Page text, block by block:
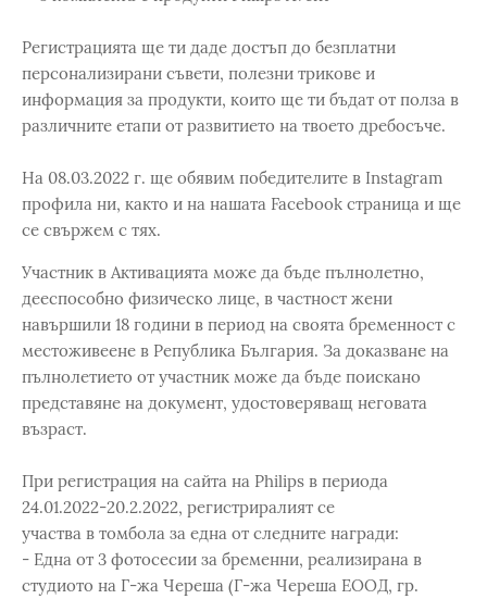
Регистрацията ще ти даде достъп до безплатни
персонализирани съвети, полезни трикове и
информация за продукти, които ще ти бъдат от полза в
различните етапи от развитието на твоето дребосъче.
На 08.03.2022 г. ще обявим победителите в Instagram
профила ни, както и на нашата Facebook страница и ще
се свържем с тях.
Участник в Активацията може да бъде пълнолетно,
дееспособно физическо лице, в частност жени
навършили 18 години в период на своята бременност с
местоживеене в Република България. За доказване на
пълнолетието от участник може да бъде поискано
представяне на документ, удостоверяващ неговата
възраст.
При регистрация на сайта на Philips в периода
24.01.2022-20.2.2022, регистриралият се
участва в томбола за една от следните награди:
- Една от 3 фотосесии за бременни, реализирана в
студиото на Г-жа Череша (Г-жа Череша ЕООД, гр.